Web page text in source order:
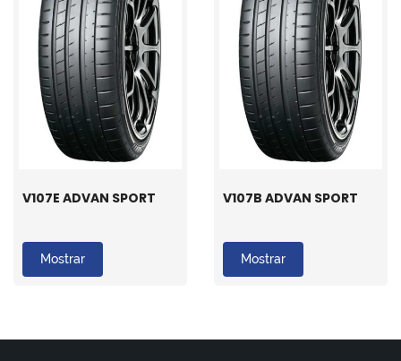
V107E ADVAN SPORT
Mostrar
V107B ADVAN SPORT
Mostrar